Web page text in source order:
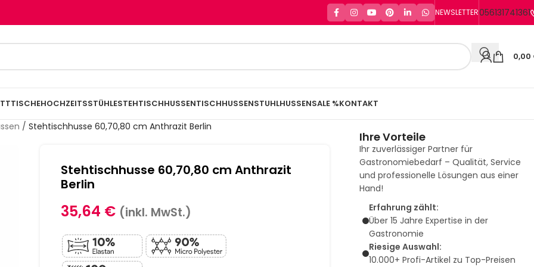
NEWSLETTER056131741361
0,00
HOCHZEITSSTÜHLESTEHTISCHHUSSENTISCHHUSSENSTUHLHUSSENSALE %KONTAKT
/ Stehtischhusse 60,70,80 cm Anthrazit Berlin
Stehtischhusse 60,70,80 cm Anthrazit
Berlin
35,64 € (inkl. MwSt.)
Ihre Vorteile
Ihr zuverlässiger Partner für
Gastronomiebedarf – Qualität, Service
und professionelle Lösungen aus einer
Hand!
Erfahrung zählt:
Über 15 Jahre Expertise in der
Gastronomie
Riesige Auswahl:
10.000+ Profi-Artikel zu Top-Preisen